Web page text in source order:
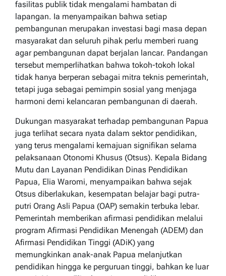
fasilitas publik tidak mengalami hambatan di
lapangan. Ia menyampaikan bahwa setiap
pembangunan merupakan investasi bagi masa depan
masyarakat dan seluruh pihak perlu memberi ruang
agar pembangunan dapat berjalan lancar. Pandangan
tersebut memperlihatkan bahwa tokoh-tokoh lokal
tidak hanya berperan sebagai mitra teknis pemerintah,
tetapi juga sebagai pemimpin sosial yang menjaga
harmoni demi kelancaran pembangunan di daerah.
Dukungan masyarakat terhadap pembangunan Papua
juga terlihat secara nyata dalam sektor pendidikan,
yang terus mengalami kemajuan signifikan selama
pelaksanaan Otonomi Khusus (Otsus). Kepala Bidang
Mutu dan Layanan Pendidikan Dinas Pendidikan
Papua, Elia Waromi, menyampaikan bahwa sejak
Otsus diberlakukan, kesempatan belajar bagi putra-
putri Orang Asli Papua (OAP) semakin terbuka lebar.
Pemerintah memberikan afirmasi pendidikan melalui
program Afirmasi Pendidikan Menengah (ADEM) dan
Afirmasi Pendidikan Tinggi (ADiK) yang
memungkinkan anak-anak Papua melanjutkan
pendidikan hingga ke perguruan tinggi, bahkan ke luar